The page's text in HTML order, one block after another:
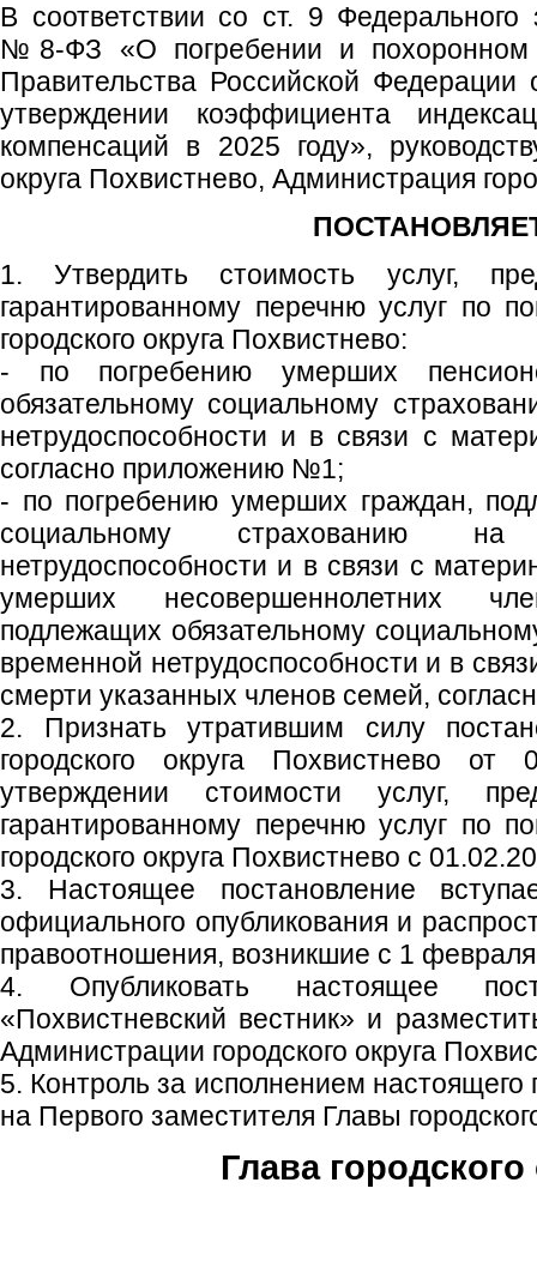
В соответствии со ст. 9
№8-ФЗ «О погребении и похоронном
Правительства Российской
утверждении коэффициента
компенсаций в 2025 году»,
округа Похвистнево, Администрация
1. Утвердить стоимость услуг,
гарантированному перечню услуг по
городского округа Похвистнево:
- по погребению умерших
обязательному социальному
нетрудоспособности и в связи с
согласно приложению №1;
- по погребению умерших граждан,
социальному страхованию
нетрудоспособности и в связи с
умерших несовершеннолетних
подлежащих обязательному
временной нетрудоспособности и в
смерти указанных членов семей,
2. Признать утратившим силу
городского округа Похвистнево
утверждении стоимости услуг,
гарантированному перечню услуг по
городского округа Похвистнево с
3. Настоящее постановление
официального опубликования и
правоотношения, возникшие с 1
4. Опубликовать настоящее
«Похвистневский вестник» и
Администрации городского округа
5. Контроль за исполнением настоящего
на Первого заместителя Главы
Глава городского